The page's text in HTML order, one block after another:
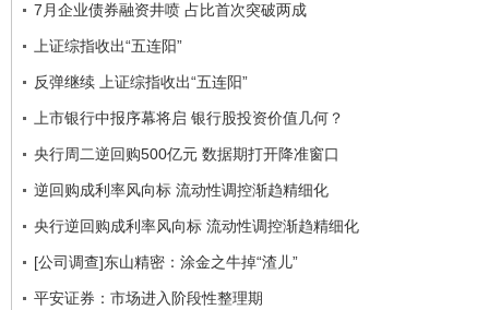
7月企业债券融资井喷 占比首次突破两成
上证综指收出“五连阳”
反弹继续 上证综指收出“五连阳”
上市银行中报序幕将启 银行股投资价值几何？
央行周二逆回购500亿元 数据期打开降准窗口
逆回购成利率风向标 流动性调控渐趋精细化
央行逆回购成利率风向标 流动性调控渐趋精细化
[公司调查]东山精密：涂金之牛掉“渣儿”
平安证券：市场进入阶段性整理期